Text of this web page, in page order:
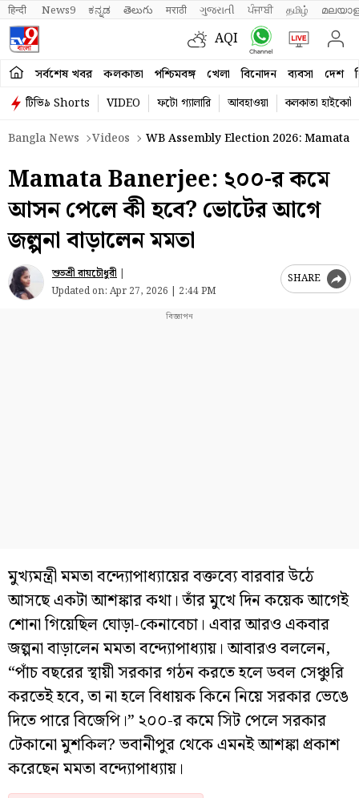
हिन्दी News9 ಕನ್ನಡ తెలుగు मराठी ગુજરાતી ਪੰਜਾਬੀ தமிழ்
AQI
সর্বশেষ খবর কলকাতা পশ্চিমবঙ্গ খেলা বিনোদন ব্যবসা দেশ
টিভি৯ Shorts VIDEO ফটো গ্যালারি আবহাওয়া
কলকাতা হাইকোর্ট
Bangla News
Videos WB Assembly Election 2026:
Mamata Banerjee: ২০০-র কমে
আসন পেলে কী হবে? ভোটের আগে
জল্পনা বাড়ালেন মমতা
শুভশ্রী রায়চৌধুরী |
Updated on: Apr 27, 2026 | 2:44 PM
SHARE
মুখ্যমন্ত্রী মমতা বন্দ্যোপাধ্যায়ের বক্তব্যে বারবার উঠে
আসছে একটা আশঙ্কার কথা। তাঁর মুখে দিন কয়েক আগেই
শোনা গিয়েছিল ঘোড়া-কেনাবেচা। এবার আরও একবার
জল্পনা বাড়ালেন মমতা বন্দ্যোপাধ্যায়। আবারও বললেন,
“পাঁচ বছরের স্থায়ী সরকার গঠন করতে হলে ডবল সেঞ্চুরি
করতেই হবে, তা না হলে বিধায়ক কিনে নিয়ে সরকার ভেঙে
দিতে পারে বিজেপি।” ২০০-র কমে সিট পেলে সরকার
টেকানো মুশকিল? ভবানীপুর থেকে এমনই আশঙ্কা প্রকাশ
করেছেন মমতা বন্দ্যোপাধ্যায়।